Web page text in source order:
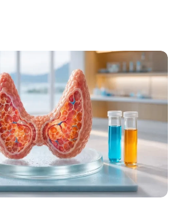
29 giugno 2026 🩺 Revisione